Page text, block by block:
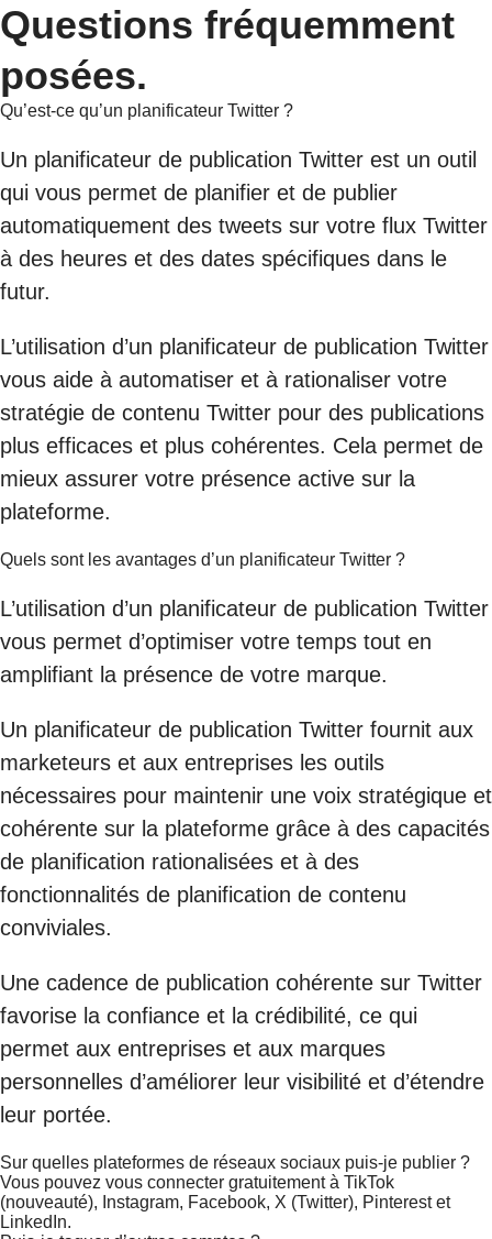
Questions fréquemment
posées.
Qu’est-ce qu’un planificateur Twitter ?
Un planificateur de publication Twitter est un outil
qui vous permet de planifier et de publier
automatiquement des tweets sur votre flux Twitter
à des heures et des dates spécifiques dans le
futur.
L’utilisation d’un planificateur de publication Twitter
vous aide à automatiser et à rationaliser votre
stratégie de contenu Twitter pour des publications
plus efficaces et plus cohérentes. Cela permet de
mieux assurer votre présence active sur la
plateforme.
Quels sont les avantages d’un planificateur Twitter ?
L’utilisation d’un planificateur de publication Twitter
vous permet d’optimiser votre temps tout en
amplifiant la présence de votre marque.
Un planificateur de publication Twitter fournit aux
marketeurs et aux entreprises les outils
nécessaires pour maintenir une voix stratégique et
cohérente sur la plateforme grâce à des capacités
de planification rationalisées et à des
fonctionnalités de planification de contenu
conviviales.
Une cadence de publication cohérente sur Twitter
favorise la confiance et la crédibilité, ce qui
permet aux entreprises et aux marques
personnelles d’améliorer leur visibilité et d’étendre
leur portée.
Sur quelles plateformes de réseaux sociaux puis-je publier ?
Vous pouvez vous connecter gratuitement à TikTok
(nouveauté), Instagram, Facebook, X (Twitter), Pinterest et
LinkedIn.